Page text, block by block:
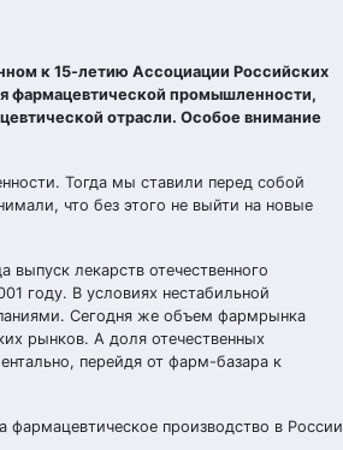
к 15-летию Ассоциации Российских
фармацевтической промышленности,
отрасли. Особое внимание
Тогда мы ставили перед собой
что без этого не выйти на новые
лекарств отечественного
году. В условиях нестабильной
Сегодня же объем фармрынка
рынков. А доля отечественных
перейдя от фарм-базара к
производство в России